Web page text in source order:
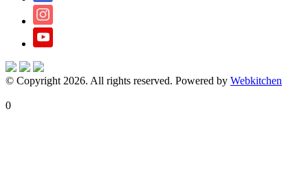
© Copyright 2026. All rights reserved. Powered by Webkitchen
0